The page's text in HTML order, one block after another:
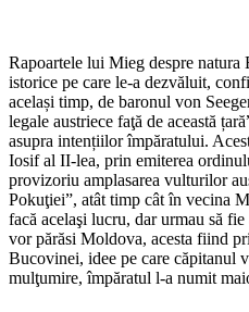
Rapoartele lui Mieg despre
istorice pe care le-a dezvăluit,
același timp, de baronul von
legale austriece faţă de această
asupra intențiilor împăratului.
Iosif al II-lea, prin emiterea
provizoriu amplasarea vulturilor
Pokuţiei”, atât timp cât în ​​vecina
facă acelaşi lucru, dar urmau să
vor părăsi Moldova, acesta fiind
Bucovinei, idee pe care căpitanul
mulţumire, împăratul l-a numit